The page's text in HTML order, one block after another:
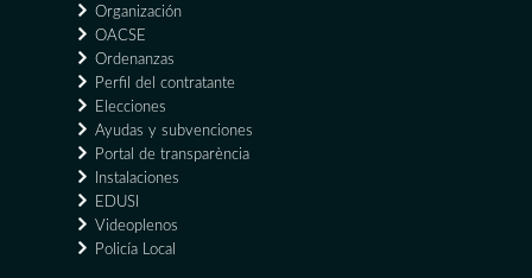
Organización
OACSE
Ordenanzas
Perfil del contratante
Elecciones
Ayudas y subvenciones
Portal de transparència
Instalaciones
EDUSI
Videoplenos
Policía Local